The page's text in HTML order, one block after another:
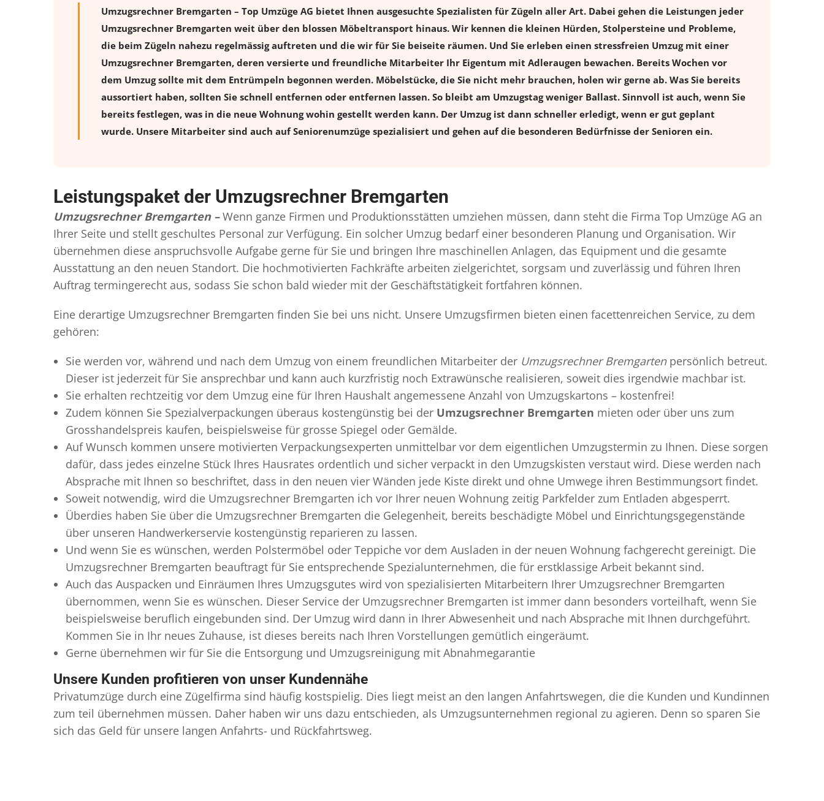
Umzugsrechner Bremgarten – Top Umzüge AG bietet Ihnen ausgesuchte Spezialisten für Zügeln aller Art. Dabei gehen die Leistungen jeder
Umzugsrechner Bremgarten weit über den blossen Möbeltransport hinaus. Wir kennen die kleinen Hürden, Stolpersteine und Probleme,
die beim Zügeln nahezu regelmässig auftreten und die wir für Sie beiseite räumen. Und Sie erleben einen stressfreien Umzugmit einer
Umzugsrechner Bremgarten, deren versierte und freundliche Mitarbeiter Ihr Eigentum mit Adleraugen bewachen. Bereits Wochen vor
dem Umzug sollte mit dem Entrümpeln begonnen werden. Möbelstücke, die Sie nicht mehr brauchen, holen wir gerne ab. Was Sie bereits
aussortiert haben, sollten Sie schnell entfernen oder entfernen lassen. So bleibt am Umzugstag weniger Ballast. Sinnvoll ist auch, wenn Sie
bereits festlegen, was in die neue Wohnung wohin gestellt werden kann. Der Umzug ist dann schneller erledigt, wenn er gut geplant
wurde. Unsere Mitarbeiter sind auch auf Seniorenumzüge spezialisiert und gehen auf die besonderen Bedürfnisse der Senioren ein.
Leistungspaket der Umzugsrechner Bremgarten
Umzugsrechner Bremgarten – Wenn ganze Firmen und Produktionsstätten umziehen müssen, dann steht die Firma Top Umzüge AG an
Ihrer Seite und stellt geschultes Personal zur Verfügung. Ein solcher Umzug bedarf einer besonderen Planung und Organisation. Wir
übernehmen diese anspruchsvolle Aufgabe gerne für Sie und bringen Ihre maschinellen Anlagen, das Equipment und die gesamte
Ausstattung an den neuen Standort. Die hochmotivierten Fachkräfte arbeiten zielgerichtet, sorgsam und zuverlässig und führen Ihren
Auftrag termingerecht aus, sodass Sie schon bald wieder mit der Geschäftstätigkeit fortfahren können.
Eine derartige Umzugsrechner Bremgarten finden Sie bei uns nicht. Unsere Umzugsfirmen bieten einen facettenreichen Service, zu dem
gehören:
Sie werden vor, während und nach dem Umzug von einem freundlichen Mitarbeiter der Umzugsrechner Bremgartenpersönlich betreut.
Dieser ist jederzeit für Sie ansprechbar und kann auch kurzfristig noch Extrawünsche realisieren, soweit dies irgendwie machbar ist.
Sie erhalten rechtzeitig vor dem Umzug eine für Ihren Haushalt angemessene Anzahl von Umzugskartons – kostenfrei!
Zudem können Sie Spezialverpackungen überaus kostengünstig bei der Umzugsrechner Bremgarten mieten oder über uns zum
Grosshandelspreis kaufen, beispielsweise für grosse Spiegel oder Gemälde.
Auf Wunsch kommen unsere motivierten Verpackungsexperten unmittelbar vor dem eigentlichen Umzugstermin zu Ihnen. Diese sorgen
dafür, dass jedes einzelne Stück Ihres Hausrates ordentlich und sicher verpackt in den Umzugskisten verstaut wird. Diese werden nach
Absprache mit Ihnen so beschriftet, dass in den neuen vier Wänden jede Kiste direkt und ohne Umwege ihren Bestimmungsort findet.
Soweit notwendig, wird die Umzugsrechner Bremgarten ich vor Ihrer neuen Wohnung zeitig Parkfelder zum Entladen abgesperrt.
Überdies haben Sie über die Umzugsrechner Bremgarten die Gelegenheit, bereits beschädigte Möbel und Einrichtungsgegenstände
über unseren Handwerkerservie kostengünstig reparieren zu lassen.
Und wenn Sie es wünschen, werden Polstermöbel oder Teppiche vor dem Ausladen in der neuen Wohnung fachgerecht gereinigt. Die
Umzugsrechner Bremgarten beauftragt für Sie entsprechende Spezialunternehmen, die für erstklassige Arbeit bekannt sind.
Auch das Auspacken und Einräumen Ihres Umzugsgutes wird von spezialisierten Mitarbeitern Ihrer Umzugsrechner Bremgarten
übernommen, wenn Sie es wünschen. Dieser Service der Umzugsrechner Bremgarten ist immer dann besonders vorteilhaft, wenn Sie
beispielsweise beruflich eingebunden sind. Der Umzug wird dann in Ihrer Abwesenheit und nach Absprache mit Ihnen durchgeführt.
Kommen Sie in Ihr neues Zuhause, ist dieses bereits nach Ihren Vorstellungen gemütlich eingeräumt.
Gerne übernehmen wir für Sie die Entsorgung und Umzugsreinigung mit Abnahmegarantie
Unsere Kunden profitieren von unser Kundennähe
Privatumzüge durch eine Zügelfirma sind häufig kostspielig. Dies liegt meist an den langen Anfahrtswegen, die die Kunden und Kundinnen
zum teil übernehmen müssen. Daher haben wir uns dazu entschieden, als Umzugsunternehmen regional zu agieren. Denn so sparen Sie
sich das Geld für unsere langen Anfahrts- und Rückfahrtsweg.